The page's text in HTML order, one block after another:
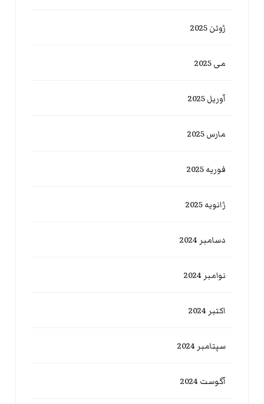
ژوئن 2025
می 2025
آوریل 2025
مارس 2025
فوریه 2025
ژانویه 2025
دسامبر 2024
نوامبر 2024
اکتبر 2024
سپتامبر 2024
آگوست 2024